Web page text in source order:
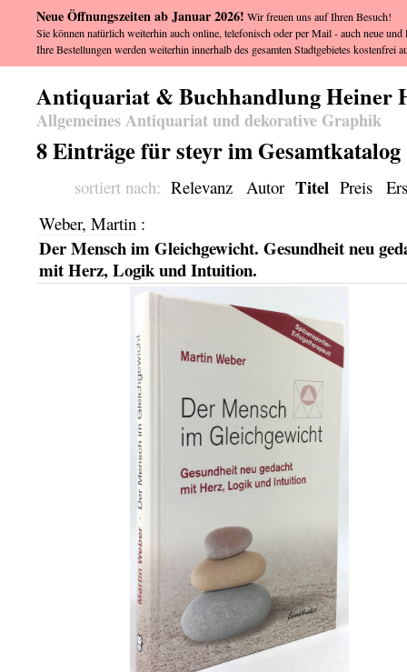
Antiquariat & Buchhandlung Heiner
Allgemeines Antiquariat und dekorative Graphik
8 Einträge für steyr im Gesamtkatalog
sortiert nach: Relevanz Autor Titel Preis
Weber, Martin:
Der Mensch im Gleichgewicht. Gesundheit neu
mit Herz, Logik und Intuition.
Neue Öffnungszeiten ab Januar 2026! Wir freuen uns auf Ihren Besuch!
Sie können natürlich weiterhin auch online, telefonisch oder per Mail - auch neue
Ihre Bestellungen werden weiterhin innerhalb des gesamten Stadtgebietes kostenfrei